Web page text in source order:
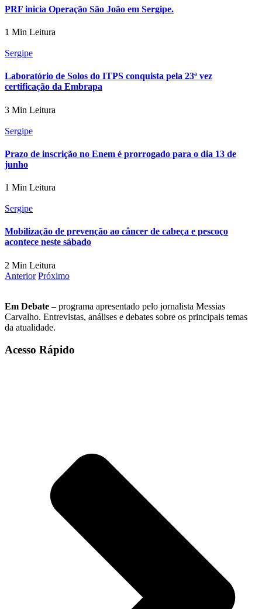
PRF inicia Operação São João em Sergipe.
1 Min Leitura
Sergipe
Laboratório de Solos do ITPS conquista pela 23ª vez
certificação da Embrapa
3 Min Leitura
Sergipe
Prazo de inscrição no Enem é prorrogado para o dia 13 de
junho
1 Min Leitura
Sergipe
Mobilização de prevenção ao câncer de cabeça e pescoço
acontece neste sábado
2 Min Leitura
Anterior Próximo
Em Debate – programa apresentado pelo jornalista Messias
Carvalho. Entrevistas, análises e debates sobre os principais temas
da atualidade.
Acesso Rápido